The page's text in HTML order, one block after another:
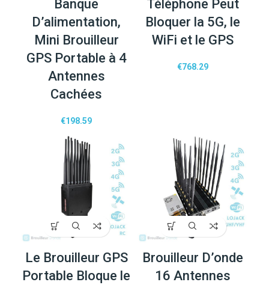
Banque
D’alimentation,
Mini Brouilleur
GPS Portable à 4
Antennes
Cachées
€198.59
Téléphone Peut
Bloquer la 5G, le
WiFi et le GPS
€768.29
Le Brouilleur GPS
Portable Bloque le
Brouilleur D’onde
16 Antennes